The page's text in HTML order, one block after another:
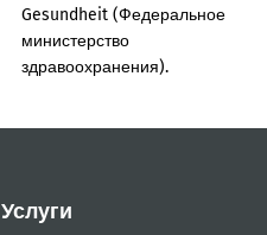
Gesundheit (Федеральное
министерство
здравоохранения).
Услуги